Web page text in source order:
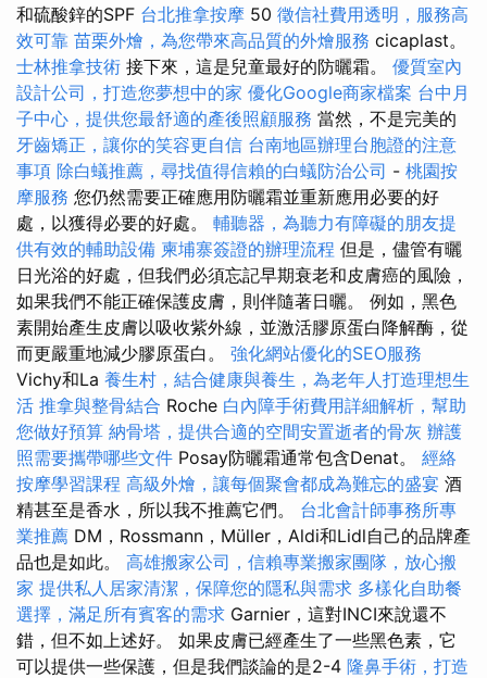
和硫酸鋅的SPF 台北推拿按摩 50 徵信社費用透明，服務高
效可靠 苗栗外燴，為您帶來高品質的外燴服務 cicaplast。
士林推拿技術 接下來，這是兒童最好的防曬霜。 優質室內
設計公司，打造您夢想中的家 優化Google商家檔案 台中月
子中心，提供您最舒適的產後照顧服務 當然，不是完美的
牙齒矯正，讓你的笑容更自信 台南地區辦理台胞證的注意
事項 除白蟻推薦，尋找值得信賴的白蟻防治公司 - 桃園按
摩服務 您仍然需要正確應用防曬霜並重新應用必要的好
處，以獲得必要的好處。 輔聽器，為聽力有障礙的朋友提
供有效的輔助設備 柬埔寨簽證的辦理流程 但是，儘管有曬
日光浴的好處，但我們必須忘記早期衰老和皮膚癌的風險，
如果我們不能正確保護皮膚，則伴隨著日曬。 例如，黑色
素開始產生皮膚以吸收紫外線，並激活膠原蛋白降解酶，從
而更嚴重地減少膠原蛋白。 強化網站優化的SEO服務
Vichy和La 養生村，結合健康與養生，為老年人打造理想生
活 推拿與整骨結合 Roche 白內障手術費用詳細解析，幫助
您做好預算 納骨塔，提供合適的空間安置逝者的骨灰 辦護
照需要攜帶哪些文件 Posay防曬霜通常包含Denat。 經絡
按摩學習課程 高級外燴，讓每個聚會都成為難忘的盛宴 酒
精甚至是香水，所以我不推薦它們。 台北會計師事務所專
業推薦 DM，Rossmann，Müller，Aldi和Lidl自己的品牌產
品也是如此。 高雄搬家公司，信賴專業搬家團隊，放心搬
家 提供私人居家清潔，保障您的隱私與需求 多樣化自助餐
選擇，滿足所有賓客的需求 Garnier，這對INCI來說還不
錯，但不如上述好。 如果皮膚已經產生了一些黑色素，它
可以提供一些保護，但是我們談論的是2-4 隆鼻手術，打造